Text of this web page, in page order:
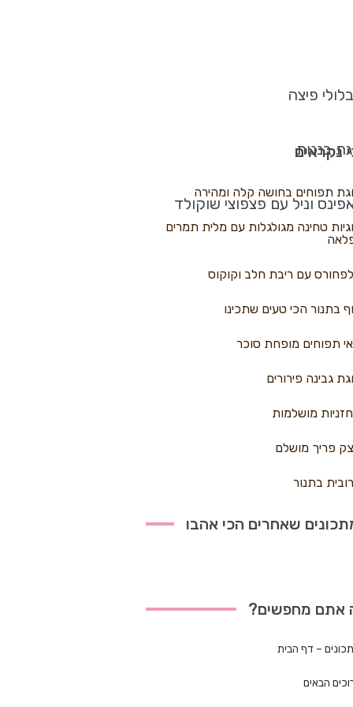
פיצה
בננות
וניל עם פצפוצי שוקולד
נקראים
תפוחים בחושה קלה ומהירה
טחינה מגולגלות עם מלית תמרים
עם ריבת חלב וקוקוס
בתנור הכי טעים שתכינו
תפוחים מופחת סוכר
גבינה פירורים
מושלמות
פריך מושלם
בתנור
שאחרים הכי אהבו
אתם מחפשים?
– דף הבית
הבאים